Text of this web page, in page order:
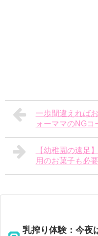
一歩間違えれば
ォーママのNGコ
【幼稚園の遠足
用のお菓子も必
乳搾り体験：今夜